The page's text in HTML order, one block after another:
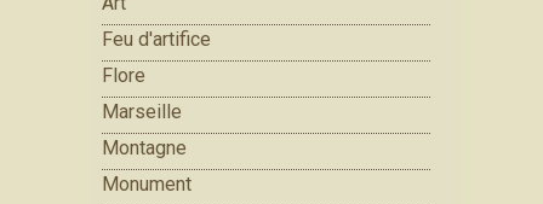
Feu d'artifice
Flore
Marseille
Montagne
Monument